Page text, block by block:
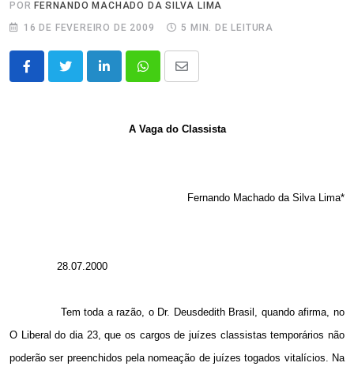
POR FERNANDO MACHADO DA SILVA LIMA
16 DE FEVEREIRO DE 2009
5 MIN. DE LEITURA
LinkedInWhatsappShare
A Vaga do Classista
Fernando Machado da Silva Lima*
28.07.2000
Tem toda a razão, o Dr. Deusdedith Brasil, quando afirma, no
O Liberal do dia 23, que os cargos de juízes classistas temporários não
poderão ser preenchidos pela nomeação de juízes togados vitalícios. Na